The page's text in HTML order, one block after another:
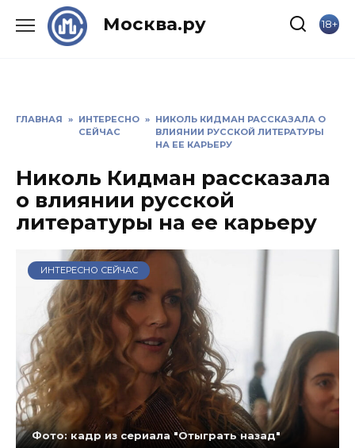
Москва.ру 18+
ГЛАВНАЯ » ИНТЕРЕСНО
СЕЙЧАС
» НИКОЛЬ КИДМАН РАССКАЗАЛА О
ВЛИЯНИИ РУССКОЙ ЛИТЕРАТУРЫ
НА ЕЕ КАРЬЕРУ
Николь Кидман рассказала
о влиянии русской
литературы на ее карьеру
ИНТЕРЕСНО СЕЙЧАС
Фото: кадр из сериала "Отыграть назад"